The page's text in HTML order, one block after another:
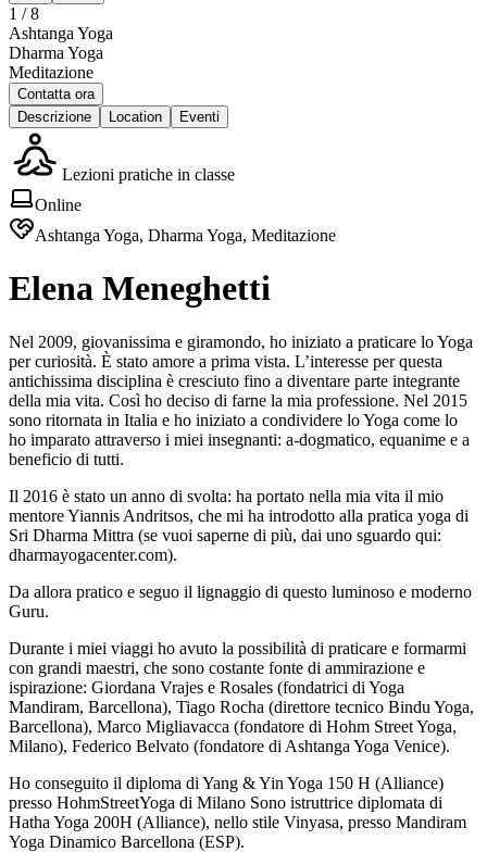
1 /8
Ashtanga Yoga
Dharma Yoga
Meditazione
Contatta ora
Descrizione
Location Eventi
Lezioni pratiche in classe
Online
Ashtanga Yoga, Dharma Yoga, Meditazione
Elena Meneghetti
Nel 2009, giovanissima e giramondo, ho iniziato a praticare lo Yoga
per curiosità. È stato amore a prima vista. L’interesse per questa
antichissima disciplina è cresciuto fino a diventare parte integrante
della mia vita. Così ho deciso di farne la mia professione. Nel 2015
sono ritornata in Italia e ho iniziato a condividere lo Yoga come lo
ho imparato attraverso i miei insegnanti: a-dogmatico, equanime e a
beneficio di tutti.
Il 2016 è stato un anno di svolta: ha portato nella mia vita il mio
mentore Yiannis Andritsos, che mi ha introdotto alla pratica yoga di
Sri Dharma Mittra (se vuoi saperne di più, dai uno sguardo qui:
dharmayogacenter.com).
Da allora pratico e seguo il lignaggio di questo luminoso e moderno
Guru.
Durante i miei viaggi ho avuto la possibilità di praticare e formarmi
con grandi maestri, che sono costante fonte di ammirazione e
ispirazione: Giordana Vrajes e Rosales (fondatrici di Yoga
Mandiram, Barcellona), Tiago Rocha (direttore tecnico Bindu Yoga,
Barcellona), Marco Migliavacca (fondatore di Hohm Street Yoga,
Milano), Federico Belvato (fondatore di Ashtanga Yoga Venice).
Ho conseguito il diploma di Yang & Yin Yoga 150 H (Alliance)
presso HohmStreetYoga di Milano Sono istruttrice diplomata di
Hatha Yoga 200H (Alliance), nello stile Vinyasa, presso Mandiram
Yoga Dinamico Barcellona (ESP).